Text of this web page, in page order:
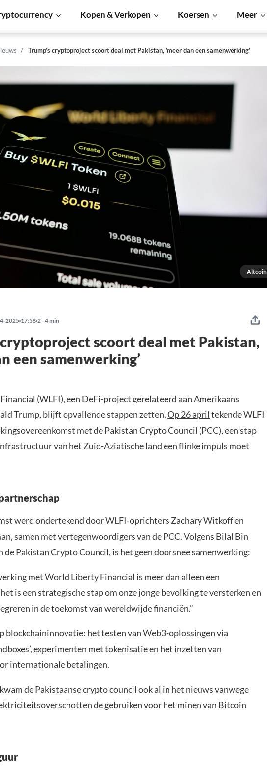
Kopen & Verkopen Koersen Meer
Trump’s cryptoproject scoort deal met Pakistan, ‘meer dan een samenwerking’
Altcoin
2025 17:58 2 - 4 min
cryptoproject scoort deal met Pakistan,
een samenwerking’
(WLFI), een DeFi-project gerelateerd aan Amerikaans
Trump, blijft opvallende stappen zetten.Op 26 april tekende WLFI
met de Pakistan Crypto Council (PCC), een stap
van het Zuid-Aziatische land een flinke impuls moet
werd ondertekend door WLFI-oprichters Zachary Witkoff en
samen met vertegenwoordigers van de PCC. Volgens Bilal Bin
de Pakistan Crypto Council, is het geen doorsnee samenwerking:
met World Liberty Financial is meer dan alleen een
is een strategische stap om onze jonge bevolking te versterken en
in de toekomst van wereldwijde financiën.”
blockchaininnovatie: het testen van Web3-oplossingen via
experimenten met tokenisatie en het inzetten van
internationale betalingen.
kwam de Pakistaanse crypto council ook al in het nieuws vanwege
de gebruiken voor het minen van Bitcoin